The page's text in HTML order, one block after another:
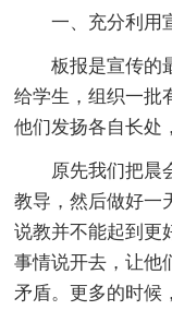
一、充分利用
板报是宣传的
给学生，组织一批
他们发扬各自长处
原先我们把晨
教导，然后做好一
说教并不能起到更
事情说开去，让他
矛盾。更多的时候